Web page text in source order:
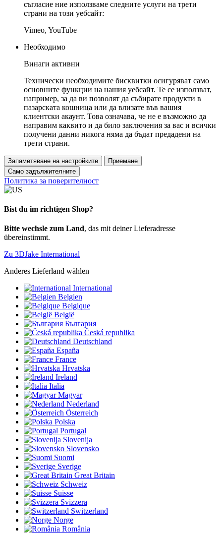
съгласие ние използваме следните услуги на трети
страни на този уебсайт:
Vimeo, YouTube
Необходимо
Винаги активни
Технически необходимите бисквитки осигуряват само
основните функции на нашия уебсайт. Те се използват,
например, за да ви позволят да събирате продукти в
пазарската кошница или да влизате във вашия
клиентски акаунт. Това означава, че не е възможно да
направим каквито и да било заключения за вас и всички
получени данни никога няма да бъдат предадени на
трети страни.
Запаметяване на настройките
Приемане
Само задължителните
Политика за поверителност
Bist du im richtigen Shop?
Bitte wechsle zum Land, das mit deiner Lieferadresse
übereinstimmt.
Zu 3DJake International
Anderes Lieferland wählen
International
Belgien
Belgique
België
България
Česká republika
Deutschland
España
France
Hrvatska
Ireland
Italia
Magyar
Nederland
Österreich
Polska
Portugal
Slovenija
Slovensko
Suomi
Sverige
Great Britain
Schweiz
Suisse
Svizzera
Switzerland
Norge
România